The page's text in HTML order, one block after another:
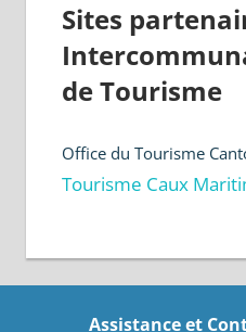
Sites
de Tourisme
Office du Tourisme
Tourisme Caux
Assistance et